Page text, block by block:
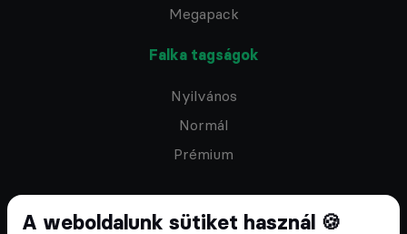
A weboldalunk sütiket használ 🍪
Megapack
Falka tagságok
Nyilvános
Normál
Prémium